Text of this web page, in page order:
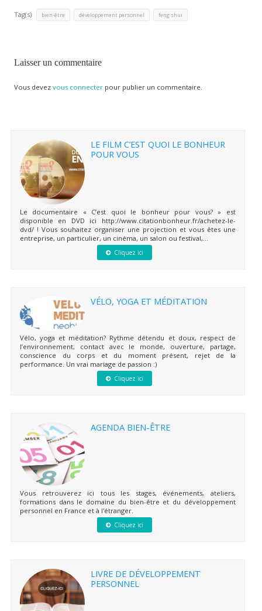
Tag(s) bien-être développement personnel feng shui
Laisser un commentaire
Vous devez vous connecterpour publier un commentaire.
LE FILM C’EST QUOI LE BONHEUR
POUR VOUS
Le documentaire « C’est quoi le bonheur pour vous? » est
disponible en DVD ici http://www.citationbonheur.fr/achetez-le-
dvd/ ! Vous souhaitez organiser une projection et vous êtes une
entreprise, un particulier, un cinéma, un salon ou festival,...
Cliquez ici
VÉLO, YOGA ET MÉDITATION
Vélo, yoga et méditation? Rythme détendu et doux, respect de
l’environnement, contact avec le monde, ouverture, partage,
conscience du corps et du moment présent, rejet de la
performance. Un vrai mariage de passion :)
Cliquez ici
AGENDA BIEN-ÊTRE
Vous retrouverez ici tous les stages, événements, ateliers,
formations dans le domaine du bien-être et du développement
personnel en France et à l'étranger.
Cliquez ici
LIVRE DE DÉVELOPPEMENT
PERSONNEL